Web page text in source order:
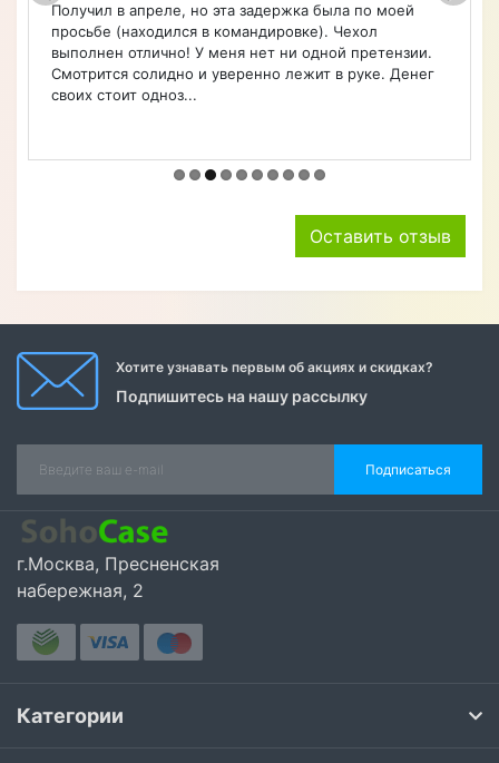
Получил в апреле, но эта задержка была по моей
просьбе (находился в командировке). Чехол
выполнен отлично! У меня нет ни одной претензии.
Смотрится солидно и уверенно лежит в руке. Денег
своих стоит одноз...
Оставить отзыв
Хотите узнавать первым об акциях и скидках?
Подпишитесь на нашу рассылку
Подписаться
г.Москва, Пресненская
набережная, 2
Категории